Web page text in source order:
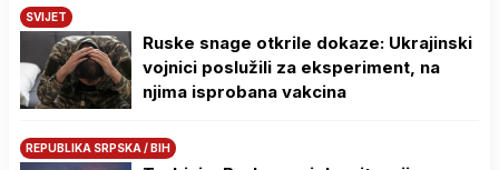
SVIJET
Ruske snage otkrile dokaze: Ukrajinski
vojnici poslužili za eksperiment, na
njima isprobana vakcina
REPUBLIKA SRPSKA / BIH